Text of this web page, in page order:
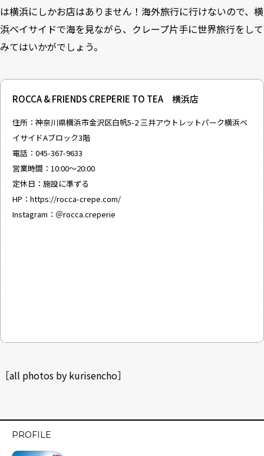
は横浜にしかお店はありません！海外旅行に行けないので、横
浜ベイサイドで海を見ながら、クレープ片手に世界旅行をして
みてはいかがでしょう。
ROCCA & FRIENDS CREPERIE TO TEA 横浜店
住所：神奈川県横浜市金沢区白帆5-2 三井アウトレットパーク横浜ベ
イサイドAブロック3階
電話：045-367-9633
営業時間：10:00～20:00
定休日：施設に準ずる
HP： https://rocca-crepe.com/
Instagram： ＠rocca.creperie
［all photos by kurisencho］
PROFILE